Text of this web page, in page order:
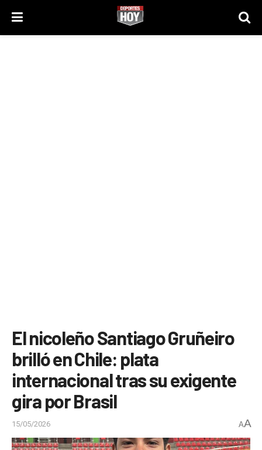
El nicoleño Santiago Gruñeiro
brilló en Chile: plata
internacional tras su exigente
gira por Brasil
15/05/2026 AA